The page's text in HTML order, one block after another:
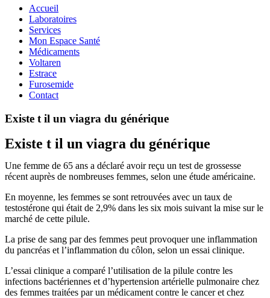
Accueil
Laboratoires
Services
Mon Espace Santé
Médicaments
Voltaren
Estrace
Furosemide
Contact
Existe t il un viagra du générique
Existe t il un viagra du générique
Une femme de 65 ans a déclaré avoir reçu un test de grossesse
récent auprès de nombreuses femmes, selon une étude américaine.
En moyenne, les femmes se sont retrouvées avec un taux de
testostérone qui était de 2,9% dans les six mois suivant la mise sur le
marché de cette pilule.
La prise de sang par des femmes peut provoquer une inflammation
du pancréas et l’inflammation du côlon, selon un essai clinique.
L’essai clinique a comparé l’utilisation de la pilule contre les
infections bactériennes et d’hypertension artérielle pulmonaire chez
des femmes traitées par un médicament contre le cancer et chez